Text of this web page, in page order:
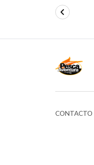
CONTACTO